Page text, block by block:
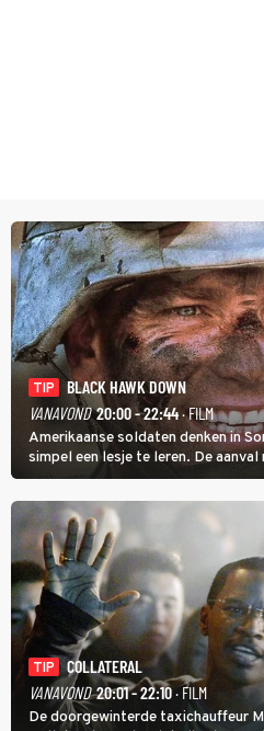
TIP
BLACK HAWK DOWN
VANAVOND 20:00 - 22:44· FILM
Amerikaanse soldaten denken in
simpel een lesje te leren. De
verloopt in Black Hawk down
TIP
COLLATERAL
VANAVOND 20:01 - 22:10· FILM
De doorgewinterde taxichauffeur